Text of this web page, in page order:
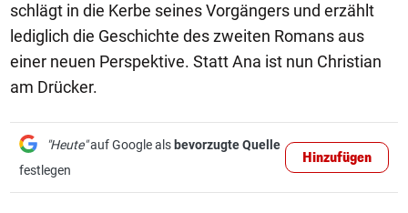
schlägt in die Kerbe seines Vorgängers und erzählt
lediglich die Geschichte des zweiten Romans aus
einer neuen Perspektive. Statt Ana ist nun Christian
am Drücker.
"Heute"auf Google als bevorzugte Quelle
festlegen
Hinzufügen